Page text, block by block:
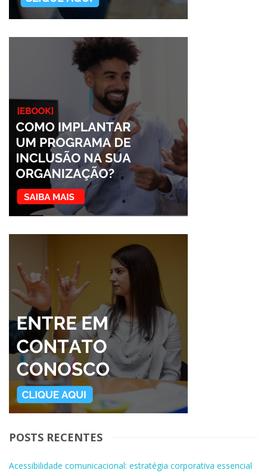
POSTS RECENTES
Acessibilidade comunicacional: estratégia corporativa essencial